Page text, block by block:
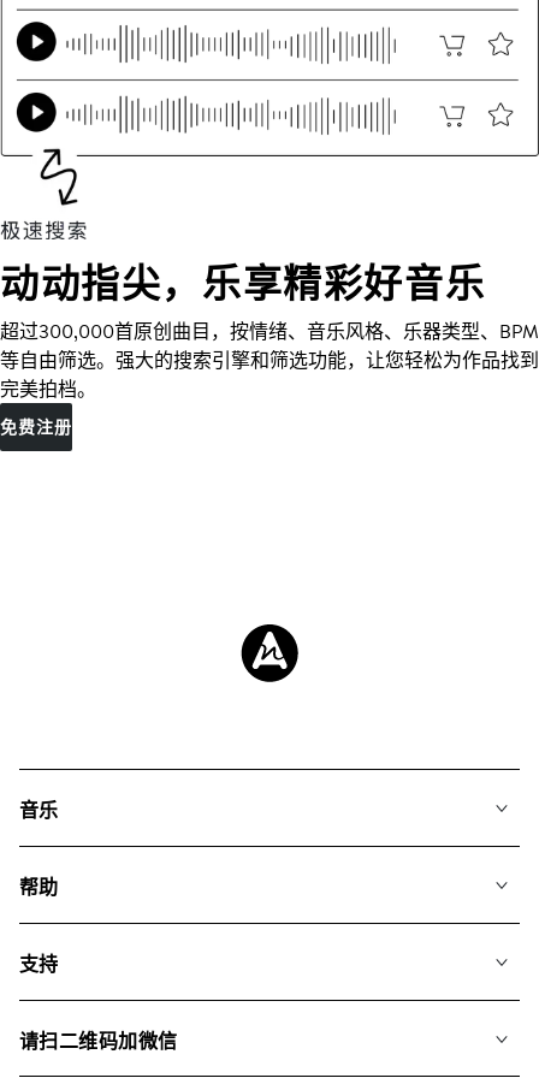
动动指尖，乐享精彩好音乐
超过300,000首原创曲目，按情绪、音乐风格、乐器类型、BPM
等自由筛选。强大的搜索引擎和筛选功能，让您轻松为作品找到
完美拍档。
免费注册
音乐
搜索
专辑
帮助
我们如何运用AI
支持
关于我们
请扫二维码加微信